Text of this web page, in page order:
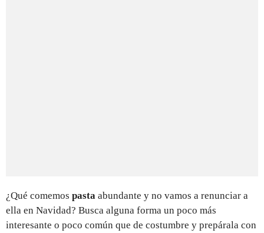
¿Qué comemos pasta abundante y no vamos a renunciar a
ella en Navidad? Busca alguna forma un poco más
interesante o poco común que de costumbre y prepárala con